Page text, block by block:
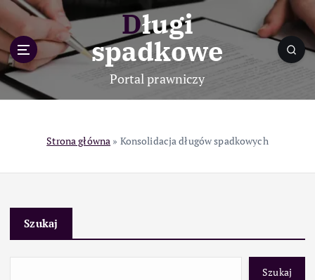
p
o
c
Długi
spadkowe
Portal prawniczy
Strona główna » Konsolidacja długów spadkowych
Szukaj
Szukaj